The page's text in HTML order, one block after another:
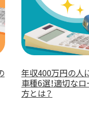
ースは高いのか？購
どちらが得かシミュ